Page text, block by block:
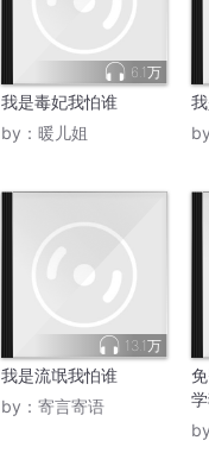
6.1万
我是毒妃我怕谁
by： 暖儿姐
13.1万
我是流氓我怕谁
by： 寄言寄语